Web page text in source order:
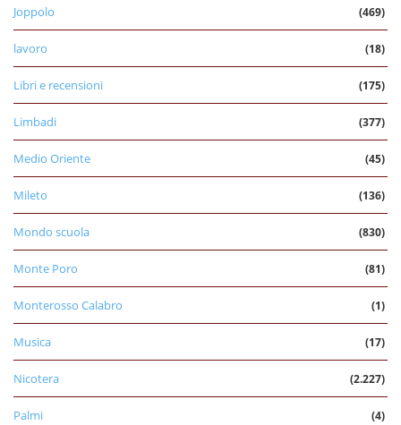
Joppolo (469)
lavoro (18)
Libri e recensioni (175)
Limbadi (377)
Medio Oriente (45)
Mileto (136)
Mondo scuola (830)
Monte Poro (81)
Monterosso Calabro (1)
Musica (17)
Nicotera (2.227)
Palmi (4)